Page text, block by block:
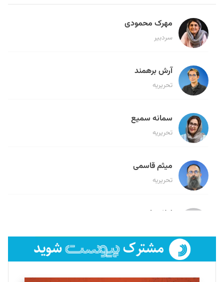
مهرک محمودی
سردبیر
آرش برهمند
تحریریه
سمانه سمیع
تحریریه
میثم قاسمی
تحریریه
لیلا حنارود
فائزه فتحی رستمی
تحریریه